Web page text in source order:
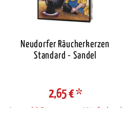
Neudorfer Räucherkerzen
Standard - Sandel
2,65 €*
Auswahl Steuerzone / Lieferland